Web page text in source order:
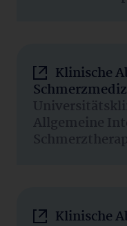
Klinische
Allgemeine
Klinische